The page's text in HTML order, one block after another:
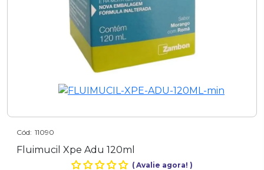
Cód: 11090
Fluimucil Xpe Adu 120ml
(Avalie agora! )